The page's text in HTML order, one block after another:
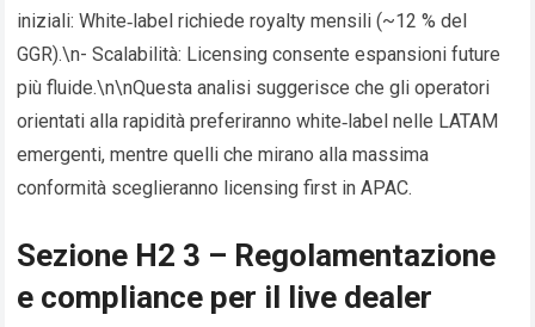
iniziali: White‑label richiede royalty mensili (~12 % del
GGR).\n- Scalabilità: Licensing consente espansioni future
più fluide.\n\nQuesta analisi suggerisce che gli operatori
orientati alla rapidità preferiranno white‑label nelle LATAM
emergenti, mentre quelli che mirano alla massima
conformità sceglieranno licensing first in APAC.
Sezione H2 3 – Regolamentazione
e compliance per il live dealer